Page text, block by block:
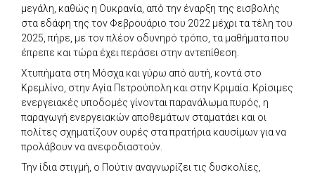
μεγάλη, καθώς η Ουκρανία, από την έναρξη της εισβολής
στα εδάφη της τον Φεβρουάριο του 2022 μέχρι τα τέλη του
2025, πήρε, με τον πλέον οδυνηρό τρόπο, τα μαθήματα που
έπρεπε και τώρα έχει περάσει στην αντεπίθεση.
Χτυπήματα στη Μόσχα και γύρω από αυτή, κοντά στο
Κρεμλίνο, στην Αγία Πετρούπολη και στην Κριμαία. Κρίσιμες
ενεργειακές υποδομές γίνονται παρανάλωμα πυρός, η
παραγωγή ενεργειακών αποθεμάτων σταματάει και οι
πολίτες σχηματίζουν ουρές στα πρατήρια καυσίμων για να
προλάβουν να ανεφοδιαστούν.
Την ίδια στιγμή, ο Πούτιν αναγνωρίζει τις δυσκολίες,